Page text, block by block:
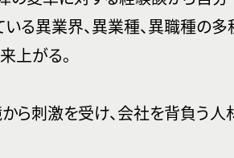
る異業界、異業種、異職種の
上がる。
ら刺激を受け、会社を背負う